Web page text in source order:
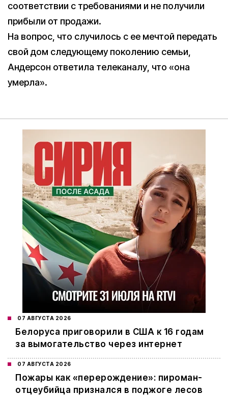
соответствии с требованиями и не получили
прибыли от продажи.
На вопрос, что случилось с ее мечтой передать
свой дом следующему поколению семьи,
Андерсон ответила телеканалу, что «она
умерла».
07 АВГУСТА 2026
Белоруса приговорили в США к 16 годам
за вымогательство через интернет
07 АВГУСТА 2026
Пожары как «перерождение»: пироман-
отцеубийца признался в поджоге лесов